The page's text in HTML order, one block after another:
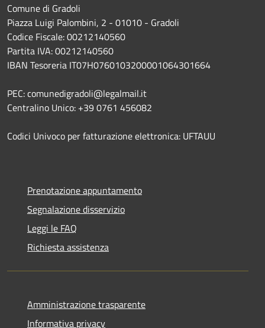
Comune di Gradoli
Piazza Luigi Palombini, 2 - 01010 - Gradoli
Codice Fiscale: 00212140560
Partita IVA: 00212140560
IBAN Tesoreria IT07H0760103200001064301664
PEC: comunedigradoli@legalmail.it
Centralino Unico: +39 0761 456082
Codici Univoco per fatturazione elettronica: UFTAUU
Prenotazione appuntamento
Segnalazione disservizio
Leggi le FAQ
Richiesta assistenza
Amministrazione trasparente
Informativa privacy